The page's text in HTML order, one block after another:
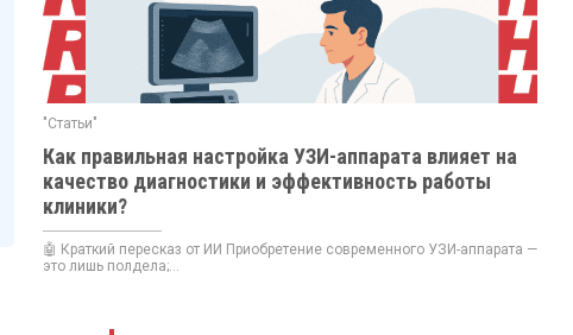
"Статьи"
Как правильная настройка УЗИ-аппарата влияет на
качество диагностики и эффективность работы
клиники?
🤖 Краткий пересказ от ИИ Приобретение современного УЗИ-аппарата —
это лишь полдела;...